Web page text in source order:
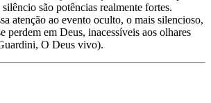
são potências realmente fortes.
atenção ao evento oculto, o mais silencioso,
perdem em Deus, inacessíveis aos olhares
O Deus vivo).